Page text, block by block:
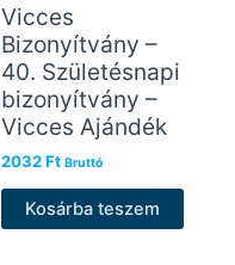
Vicces
Bizonyítvány –
40. Születésnapi
bizonyítvány –
Vicces Ajándék
2032Ft Bruttó
Kosárba teszem